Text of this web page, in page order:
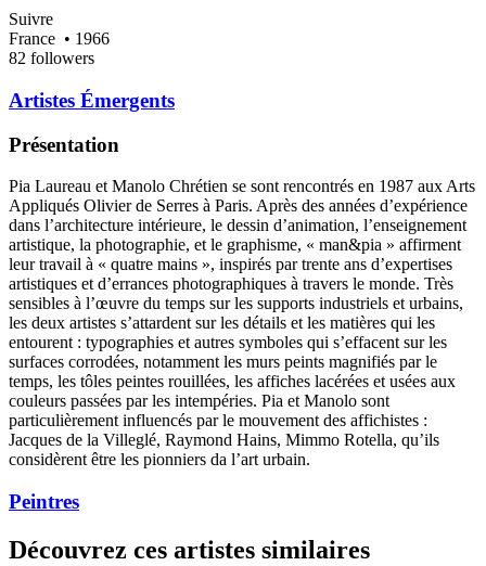
Suivre
France • 1966
82 followers
Artistes Émergents
Présentation
Pia Laureau et Manolo Chrétien se sont rencontrés en 1987 aux Arts
Appliqués Olivier de Serres à Paris. Après des années d’expérience
dans l’architecture intérieure, le dessin d’animation, l’enseignement
artistique, la photographie, et le graphisme, « man&pia » affirment
leur travail à « quatre mains », inspirés par trente ans d’expertises
artistiques et d’errances photographiques à travers le monde. Très
sensibles à l’œuvre du temps sur les supports industriels et urbains,
les deux artistes s’attardent sur les détails et les matières qui les
entourent : typographies et autres symboles qui s’effacent sur les
surfaces corrodées, notamment les murs peints magnifiés par le
temps, les tôles peintes rouillées, les affiches lacérées et usées aux
couleurs passées par les intempéries. Pia et Manolo sont
particulièrement influencés par le mouvement des affichistes :
Jacques de la Villeglé, Raymond Hains, Mimmo Rotella, qu’ils
considèrent être les pionniers da l’art urbain.
Peintres
Découvrez ces artistes similaires